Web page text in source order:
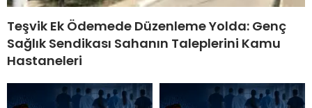
Teşvik Ek Ödemede Düzenleme Yolda: Genç
Sağlık Sendikası Sahanın Taleplerini Kamu
Hastaneleri